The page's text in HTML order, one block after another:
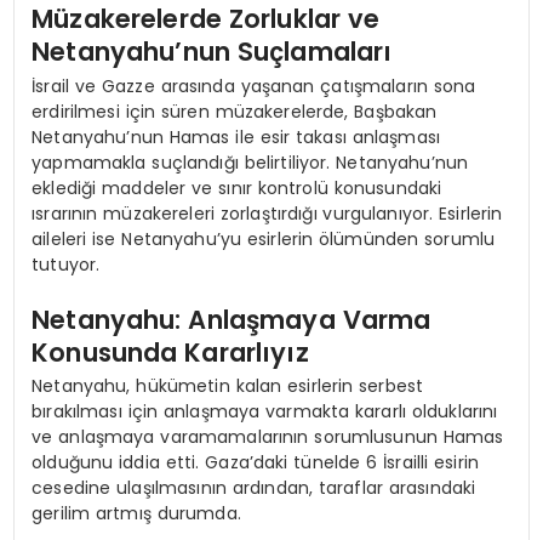
Müzakerelerde Zorluklar ve
Netanyahu’nun Suçlamaları
İsrail ve Gazze arasında yaşanan çatışmaların sona
erdirilmesi için süren müzakerelerde, Başbakan
Netanyahu’nun Hamas ile esir takası anlaşması
yapmamakla suçlandığı belirtiliyor. Netanyahu’nun
eklediği maddeler ve sınır kontrolü konusundaki
ısrarının müzakereleri zorlaştırdığı vurgulanıyor. Esirlerin
aileleri ise Netanyahu’yu esirlerin ölümünden sorumlu
tutuyor.
Netanyahu: Anlaşmaya Varma
Konusunda Kararlıyız
Netanyahu, hükümetin kalan esirlerin serbest
bırakılması için anlaşmaya varmakta kararlı olduklarını
ve anlaşmaya varamamalarının sorumlusunun Hamas
olduğunu iddia etti. Gaza’daki tünelde 6 İsrailli esirin
cesedine ulaşılmasının ardından, taraflar arasındaki
gerilim artmış durumda.